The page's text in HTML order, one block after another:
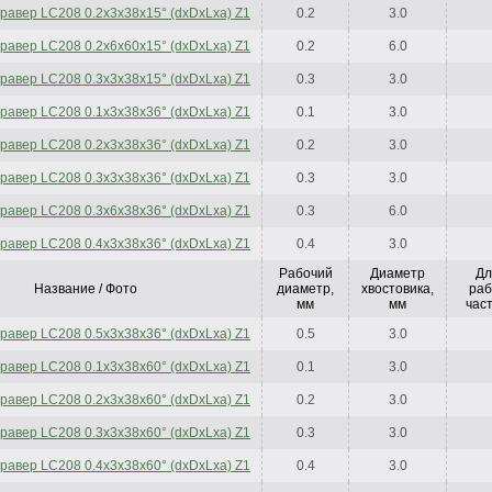
LC208 0.2x3x38x15° (dxDxLxa) Z1 0.2 3.0
LC208 0.2x6x60x15° (dxDxLxa) Z1 0.2 6.0
LC208 0.3x3x38x15° (dxDxLxa) Z1 0.3 3.0
LC208 0.1x3x38x36° (dxDxLxa) Z1 0.1 3.0
LC208 0.2x3x38x36° (dxDxLxa) Z1 0.2 3.0
LC208 0.3x3x38x36° (dxDxLxa) Z1 0.3 3.0
LC208 0.3x6x38x36° (dxDxLxa) Z1 0.3 6.0
LC208 0.4x3x38x36° (dxDxLxa) Z1 0.4 3.0
Название / Фото
Рабочий
диаметр,
мм
Диаметр
хвостовика,
мм
LC208 0.5x3x38x36° (dxDxLxa) Z1
0.5 3.0
LC208 0.1x3x38x60° (dxDxLxa) Z1 0.1 3.0
LC208 0.2x3x38x60° (dxDxLxa) Z1 0.2 3.0
LC208 0.3x3x38x60° (dxDxLxa) Z1 0.3 3.0
LC208 0.4x3x38x60° (dxDxLxa) Z1 0.4 3.0